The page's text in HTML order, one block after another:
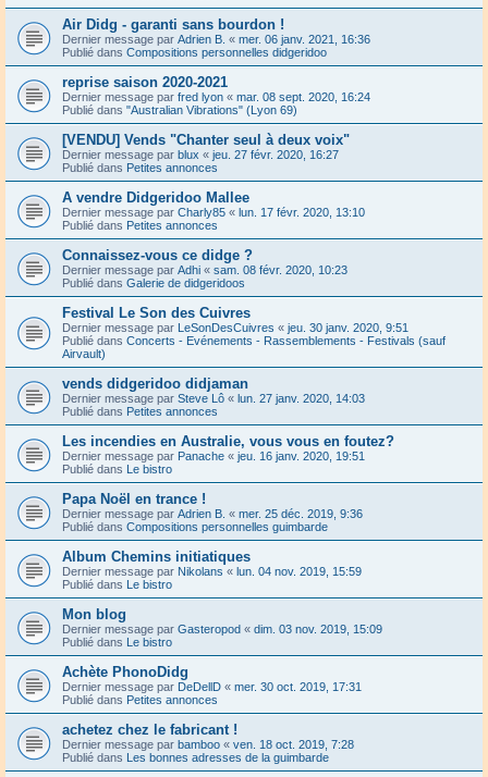
Air Didg - garanti sans bourdon !
Dernier message par Adrien B. « mer. 06 janv. 2021, 16:36
Publié dans Compositions personnelles didgeridoo
reprise saison 2020-2021
Dernier message par fred lyon « mar. 08 sept. 2020, 16:24
Publié dans "Australian Vibrations" (Lyon 69)
[VENDU] Vends "Chanter seul à deux voix"
Dernier message par blux « jeu. 27 févr. 2020, 16:27
Publié dans Petites annonces
A vendre Didgeridoo Mallee
Dernier message par Charly85 « lun. 17 févr. 2020, 13:10
Publié dans Petites annonces
Connaissez-vous ce didge ?
Dernier message par Adhi « sam. 08 févr. 2020, 10:23
Publié dans Galerie de didgeridoos
Festival Le Son des Cuivres
Dernier message par LeSonDesCuivres « jeu. 30 janv. 2020, 9:51
Publié dans Concerts - Evénements - Rassemblements - Festivals (sauf
Airvault)
vends didgeridoo didjaman
Dernier message par Steve Lô « lun. 27 janv. 2020, 14:03
Publié dans Petites annonces
Les incendies en Australie, vous vous en foutez?
Dernier message par Panache « jeu. 16 janv. 2020, 19:51
Publié dans Le bistro
Papa Noël en trance !
Dernier message par Adrien B. « mer. 25 déc. 2019, 9:36
Publié dans Compositions personnelles guimbarde
Album Chemins initiatiques
Dernier message par Nikolans « lun. 04 nov. 2019, 15:59
Publié dans Le bistro
Mon blog
Dernier message par Gasteropod « dim. 03 nov. 2019, 15:09
Publié dans Le bistro
Achète PhonoDidg
Dernier message par DeDellD « mer. 30 oct. 2019, 17:31
Publié dans Petites annonces
achetez chez le fabricant !
Dernier message par bamboo « ven. 18 oct. 2019, 7:28
Publié dans Les bonnes adresses de la guimbarde